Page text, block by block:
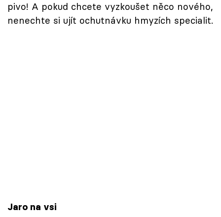
Přihlášení
pivo! A pokud chcete vyzkoušet něco nového,
nenechte si ujít ochutnávku hmyzích specialit.
Jaro na vsi